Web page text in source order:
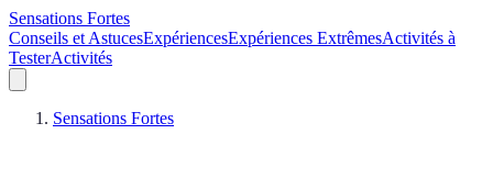
Sensations Fortes
Conseils et AstucesExpériencesExpériences ExtrêmesActivités à
TesterActivités
Sensations Fortes